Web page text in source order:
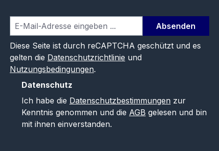
Absenden
Diese Seite ist durch reCAPTCHA geschützt und es
gelten die Datenschutzrichtlinie und
Nutzungsbedingungen.
Datenschutz
Ich habe die Datenschutzbestimmungen zur
Kenntnis genommen und die AGB gelesen und bin
mit ihnen einverstanden.